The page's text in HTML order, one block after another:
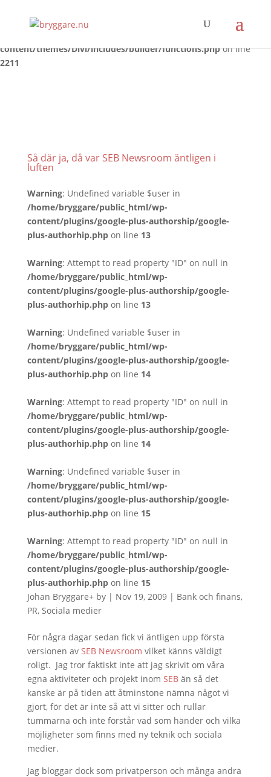
Warning: Trying to access array offset on false in
content/themes/Divi/includes/builder/functions.phpon line
2211
Så där ja, då var SEB Newsroom äntligen i
luften
Warning: Undefined variable $user in
/home/bryggare/public_html/wp-
content/plugins/google-plus-authorship/google-
plus-authorhip.phpon line 13
Warning: Attempt to read property "ID" on null in
/home/bryggare/public_html/wp-
content/plugins/google-plus-authorship/google-
plus-authorhip.phpon line 13
Warning: Undefined variable $user in
/home/bryggare/public_html/wp-
content/plugins/google-plus-authorship/google-
plus-authorhip.phpon line 14
Warning: Attempt to read property "ID" on null in
/home/bryggare/public_html/wp-
content/plugins/google-plus-authorship/google-
plus-authorhip.phpon line 14
Warning: Undefined variable $user in
/home/bryggare/public_html/wp-
content/plugins/google-plus-authorship/google-
plus-authorhip.phpon line 15
Warning: Attempt to read property "ID" on null in
/home/bryggare/public_html/wp-
content/plugins/google-plus-authorship/google-
plus-authorhip.phpon line 15
Johan Bryggare+by | Nov 19, 2009| Bank och finans,
PR, Sociala medier
För några dagar sedan fick vi äntligen upp första
versionen av SEB Newsroom vilket känns väldigt
roligt. Jag tror faktiskt inte att jag skrivit om våra
egna aktiviteter och projekt inom SEBän så det
kanske är på tiden att åtminstone nämna något vi
gjort, för det är inte så att vi sitter och rullar
tummarna och inte förstår vad som händer och vilka
möjligheter som finns med ny teknik och sociala
medier.
Jag bloggar dock som privatperson och många andra